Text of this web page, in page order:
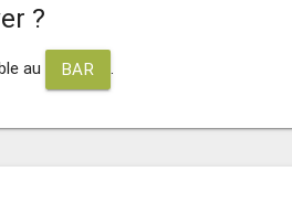
?
au BAR .